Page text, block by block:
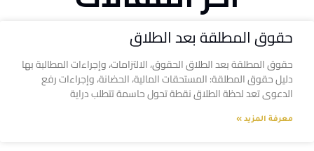
حقوق المطلقة بعد الطلاق
حقوق المطلقة بعد الطلاق الحقوق، الالتزامات، وإجراءات المطالبة بها
دليل حقوق المطلقة: المستحقات المالية، الحضانة، وإجراءات رفع
الدعوى تعد لحظة الطلاق نقطة تحول حاسمة تتطلب دراية
معرفة المزيد »